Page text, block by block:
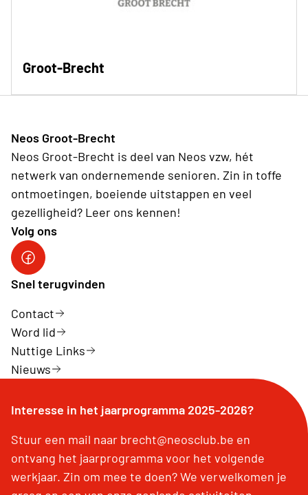
Groot-Brecht
Neos Groot-Brecht
Neos Groot-Brecht is deel van Neos vzw, hét
netwerk van ondernemende senioren. Zin in toffe
ontmoetingen, boeiende uitstappen en veel
gezelligheid? Leer ons kennen!
Volg ons
Facebook Neos Groot Brecht
Snel terugvinden
Contact
Word lid
Nuttige Links
Nieuws
Interesse in het jaarprogramma 2025-2026?
Stuur een mail naar brecht@neosclub.be en
ontvang het jaarprogramma voor het volgende
werkjaar. Zin om mee te doen? We verwelkomen je